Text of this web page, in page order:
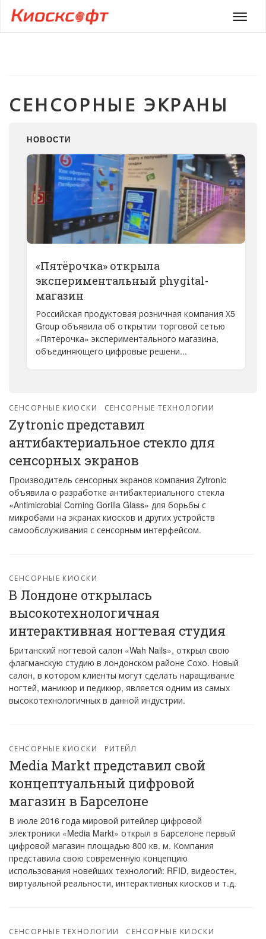
Меню
СЕНСОРНЫЕ ЭКРАНЫ
НОВОСТИ
«Пятёрочка» открыла
экспериментальный phygital-
магазин
Российская продуктовая розничная компания Х5
Group объявила об открытии торговой сетью
«Пятёрочка» экспериментального магазина,
объединяющего цифровые решени...
СЕНСОРНЫЕ КИОСКИ СЕНСОРНЫЕ ТЕХНОЛОГИИ
Zytronic представил
антибактериальное стекло для
сенсорных экранов
Производитель сенсорных экранов компания Zytronic
объявила о разработке антибактериального стекла
«Antimicrobial Corning Gorilla Glass» для борьбы с
микробами на экранах киосков и других устройств
самообслуживания с сенсорным интерфейсом.
СЕНСОРНЫЕ КИОСКИ
В Лондоне открылась
высокотехнологичная
интерактивная ногтевая студия
Британский ногтевой салон «Wah Nails», открыл свою
флагманскую студию в лондонском районе Сохо. Новый
салон, в котором клиенты могут сделать наращивание
ногтей, маникюр и педикюр, является одним из самых
высокотехнологичных в данной индустрии.
СЕНСОРНЫЕ КИОСКИ РИТЕЙЛ
Media Markt представил свой
концептуальный цифровой
магазин в Барселоне
В июле 2016 года мировой ритейлер цифровой
электроники «Media Markt» открыл в Барселоне первый
цифровой магазин площадью 800 кв. м. Компания
представила свою современную концепцию
использования новейших технологий: RFID, видеостен,
виртуальной реальности, интерактивных киосков и т.д.
СЕНСОРНЫЕ ТЕХНОЛОГИИ СЕНСОРНЫЕ КИОСКИ